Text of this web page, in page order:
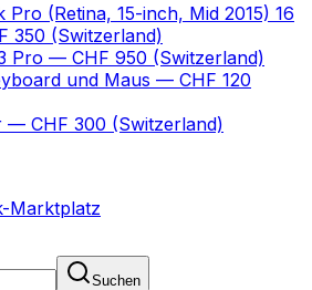
Pro (Retina, 15-inch, Mid 2015) 16
350 (Switzerland)
Pro — CHF 950 (Switzerland)
und Maus — CHF 120
— CHF 300 (Switzerland)
Marktplatz
Suchen